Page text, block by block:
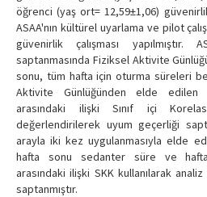
öğrenci (yaş ort= 12,59±1,06)
ASAA'nın kültürel uyarlama ve pilot
güvenirlik çalışması yapılmıştır.
saptanmasında Fiziksel Aktivite
sonu, tüm hafta için oturma süreleri
Aktivite Günlüğünden elde
arasındaki ilişki Sınıf içi
değerlendirilerek uyum geçerliği
arayla iki kez uygulanmasıyla elde
hafta sonu sedanter süre ve
arasındaki ilişki SKK kullanılarak
saptanmıştır.